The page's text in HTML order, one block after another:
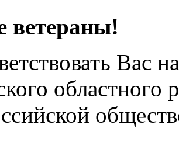
ветераны!
Вас
областного